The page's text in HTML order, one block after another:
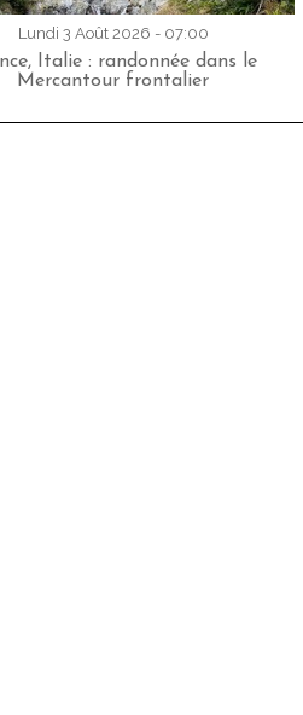
Lundi 3 Août 2026 - 07:00
Italie : randonnée dans le
Mercantour frontalier